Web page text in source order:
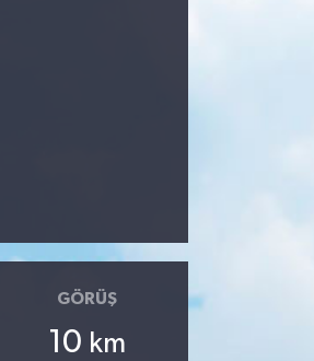
GÖRÜŞ
10 km